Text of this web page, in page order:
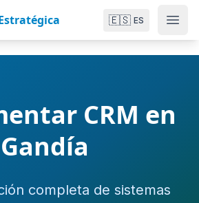
🇪🇸 ES
CRM en
Gandía
completa de sistemas